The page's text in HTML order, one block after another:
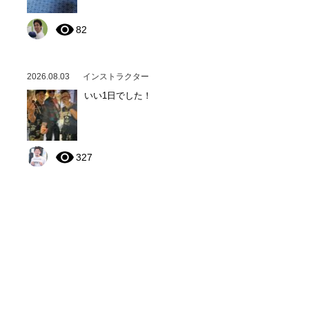
82
2026.08.03 インストラクター
いい1日でした！
327